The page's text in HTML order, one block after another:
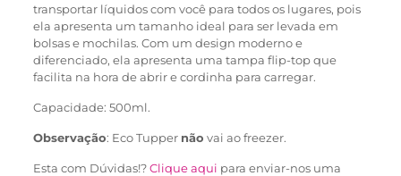
transportar líquidos com você para todos os lugares, pois
ela apresenta um tamanho ideal para ser levada em
bolsas e mochilas. Com um design moderno e
diferenciado, ela apresenta uma tampa flip-top que
facilita na hora de abrir e cordinha para carregar.
Capacidade: 500ml.
Observação: Eco Tupper não vai ao freezer.
Esta com Dúvidas!?Clique aqui para enviar-nos uma